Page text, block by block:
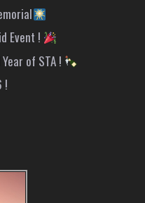
Event !
of STA !
!